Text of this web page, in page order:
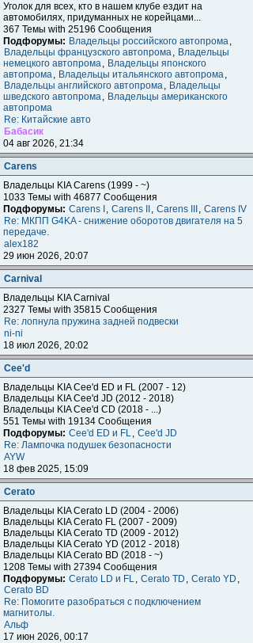
Уголок для всех, кто в нашем клубе ездит на
автомобилях, придуманных не корейцами...
367 Темы with 25196 Сообщения
Подфорумы: Владельцы российского автопрома,
Владельцы французского автопрома, Владельцы
немецкого автопрома, Владельцы японского
автопрома, Владельцы итальянского автопрома,
Владельцы английского автопрома, Владельцы
шведского автопрома, Владельцы американского
автопрома
Re: Китайские авто
Бабасик
04 авг 2026, 21:34
Carens
Владельцы KIA Carens (1999 - ~)
1033 Темы with 46877 Сообщения
Подфорумы: Carens I , Carens II , Carens III , Carens IV
Re: МКПП G4KA - снижение оборотов двигателя на 5
передаче.
alex182
29 июн 2026, 20:07
Carnival
Владельцы KIA Carnival
2327 Темы with 35815 Сообщения
Re: лопнула пружина задней подвески
ni-ni
18 июл 2026, 20:02
Cee'd
Владельцы KIA Cee'd ED и FL (2007 - 12)
Владельцы KIA Cee'd JD (2012 - 2018)
Владельцы KIA Cee'd CD (2018 - ...)
551 Темы with 19134 Сообщения
Подфорумы: Cee'd ED и FL, Cee'd JD
Re: Лампочка подушек безопасности
AYW
18 фев 2025, 15:09
Cerato
Владельцы KIA Cerato LD (2004 - 2006)
Владельцы KIA Cerato FL (2007 - 2009)
Владельцы KIA Cerato TD (2009 - 2012)
Владельцы KIA Cerato YD (2012 - 2018)
Владельцы KIA Cerato BD (2018 - ~)
1208 Темы with 27394 Сообщения
Подфорумы: Cerato LD и FL, Cerato TD , Cerato YD ,
Cerato BD
Re: Помогите разобраться с подключением
магнитолы.
Альф
17 июн 2026, 00:17